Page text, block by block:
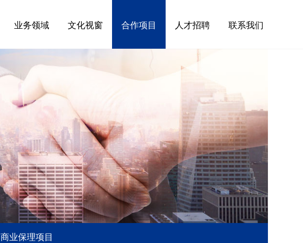
业务领域 文化视窗 合作项目 人才招聘 联系我们
商业保理项目